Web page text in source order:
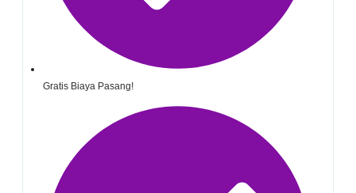
Gratis Biaya Pasang!